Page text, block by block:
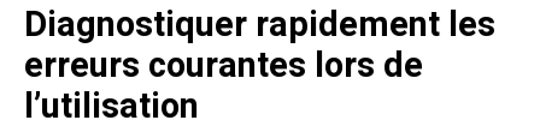
Diagnostiquer rapidement les
erreurs courantes lors de
l’utilisation